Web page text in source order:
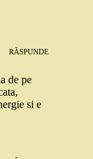
RĂSPUNDE
de pe
si e